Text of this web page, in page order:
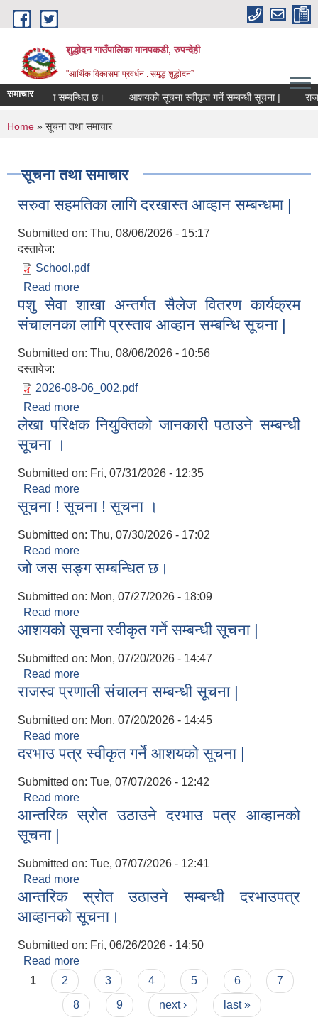
Skip to main content
शुद्धोदन गाउँपालिका मानपकडी, रुपन्देही
"आर्थिक विकासमा प्रवर्धन : समृद्ध शुद्धोदन”
समाचार
सङ्ग सम्बन्धित छ। आशयको सूचना स्वीकृत गर्ने सम्बन्धी सूचना | राजस्व
You are here
Home » सूचना तथा समाचार
सूचना तथा समाचार
सरुवा सहमतिका लागि दरखास्त आव्हान सम्बन्धमा |
Submitted on: Thu, 08/06/2026 - 15:17
दस्तावेज:
School.pdf
Read more
पशु सेवा शाखा अन्तर्गत सैलेज वितरण कार्यक्रम
संचालनका लागि प्रस्ताव आव्हान सम्बन्धि सूचना |
Submitted on: Thu, 08/06/2026 - 10:56
दस्तावेज:
2026-08-06_002.pdf
Read more
संचालनका लागि प्रस्ताव आव्हान सम्बन्धि सूचना |
लेखा परिक्षक नियुक्तिको जानकारी पठाउने सम्बन्धी
सूचना ।
Submitted on: Fri, 07/31/2026 - 12:35
Read more
सूचना ।
सूचना ! सूचना ! सूचना ।
Submitted on: Thu, 07/30/2026 - 17:02
Read more
जो जस सङ्ग सम्बन्धित छ।
Submitted on: Mon, 07/27/2026 - 18:09
Read more
आशयको सूचना स्वीकृत गर्ने सम्बन्धी सूचना |
Submitted on: Mon, 07/20/2026 - 14:47
Read more
राजस्व प्रणाली संचालन सम्बन्धी सूचना |
Submitted on: Mon, 07/20/2026 - 14:45
Read more
दरभाउ पत्र स्वीकृत गर्ने आशयको सूचना |
Submitted on: Tue, 07/07/2026 - 12:42
Read more
आन्तरिक स्रोत उठाउने दरभाउ पत्र आव्हानको
सूचना |
Submitted on: Tue, 07/07/2026 - 12:41
Read more
सूचना |
आन्तरिक स्रोत उठाउने सम्बन्धी दरभाउपत्र
आव्हानको सूचना।
Submitted on: Fri, 06/26/2026 - 14:50
Read more
आव्हानको सूचना।
Pages
1 2 3 4 5 6
7
8
9 next › last »